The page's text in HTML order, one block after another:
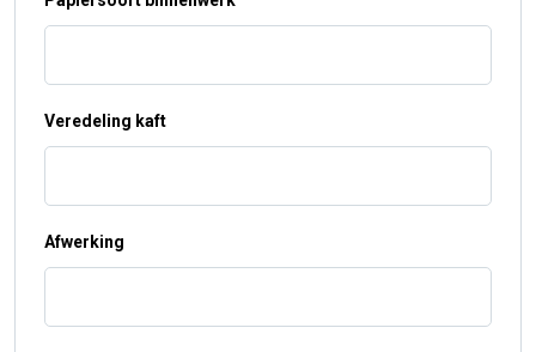
Veredeling kaft
Afwerking